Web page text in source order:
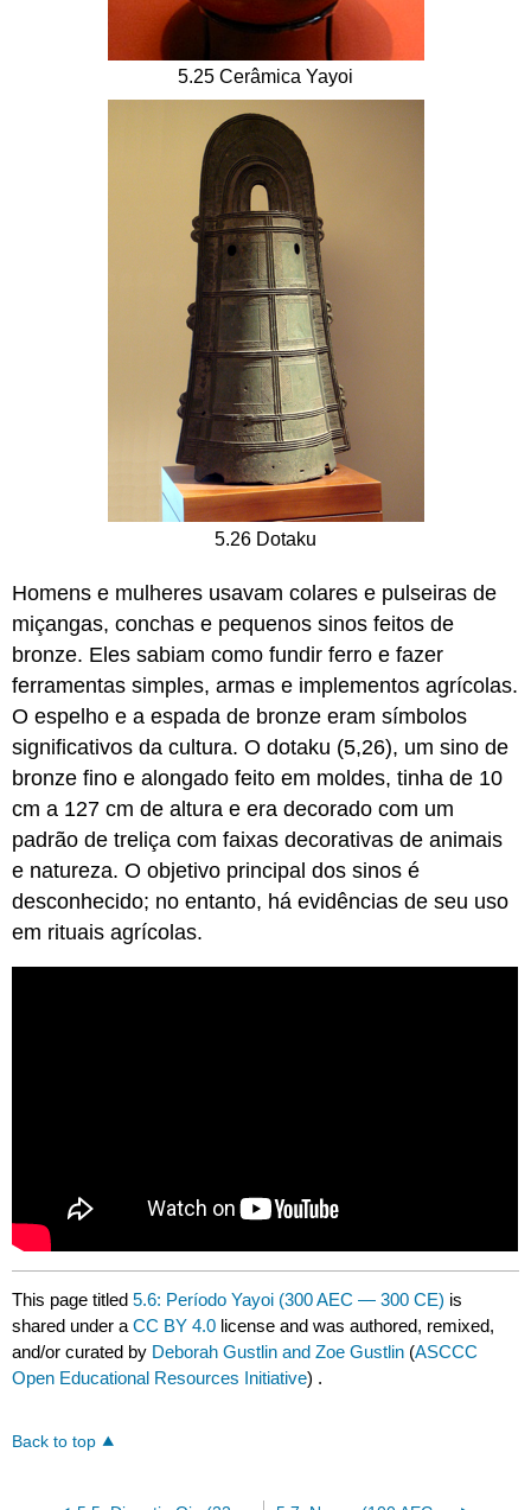
5.25 Cerâmica Yayoi
5.26 Dotaku
Homens e mulheres usavam colares e pulseiras de
miçangas, conchas e pequenos sinos feitos de
bronze. Eles sabiam como fundir ferro e fazer
ferramentas simples, armas e implementos agrícolas.
O espelho e a espada de bronze eram símbolos
significativos da cultura. O dotaku (5,26), um sino de
bronze fino e alongado feito em moldes, tinha de 10
cm a 127 cm de altura e era decorado com um
padrão de treliça com faixas decorativas de animais
e natureza. O objetivo principal dos sinos é
desconhecido; no entanto, há evidências de seu uso
em rituais agrícolas.
This page titled5.6: Período Yayoi (300 AEC — 300 CE) is
shared under aCC BY 4.0 license and was authored, remixed,
and/or curated by Deborah Gustlin and Zoe Gustlin (ASCCC
Open Educational Resources Initiative) .
Back to top